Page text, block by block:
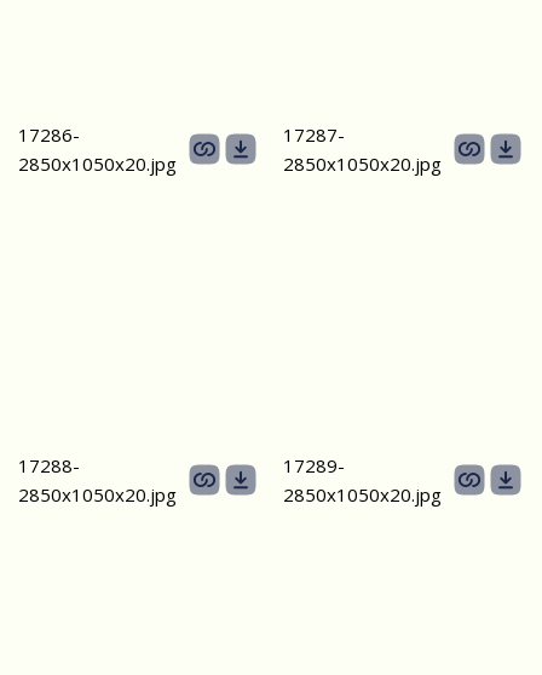
17286-
2850х1050х20.jpg
17287-
2850х1050х20.jpg
17288-
2850х1050х20.jpg
17289-
2850х1050х20.jpg